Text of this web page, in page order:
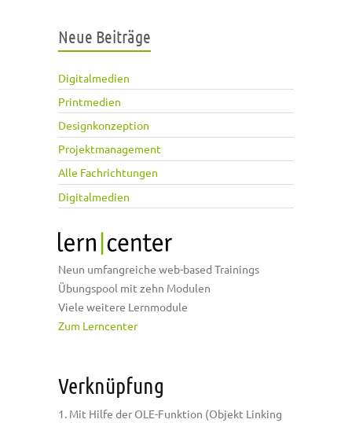
Neue Beiträge
Digitalmedien
Printmedien
Designkonzeption
Projektmanagement
Alle Fachrichtungen
Digitalmedien
Neun umfangreiche web-based Trainings
Übungspool mit zehn Modulen
Viele weitere Lernmodule
Zum Lerncenter
Verknüpfung
1. Mit Hilfe der OLE-Funktion (Objekt Linking